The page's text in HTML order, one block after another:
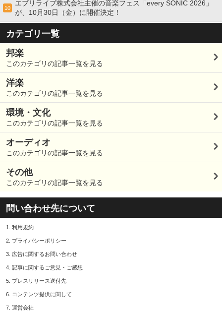
10
エブリライブ株式会社主催の音楽フェス「every SONIC 2026」
が、10月30日（金）に開催決定！
カテゴリ一覧
邦楽
このカテゴリの記事一覧を見る
洋楽
このカテゴリの記事一覧を見る
環境・文化
このカテゴリの記事一覧を見る
オーディオ
このカテゴリの記事一覧を見る
その他
このカテゴリの記事一覧を見る
問い合わせ先について
1. 利用規約
2. プライバシーポリシー
3. 広告に関するお問い合わせ
4. 記事に関するご意見・ご感想
5. プレスリリース送付先
6. コンテンツ提供に関して
7. 運営会社